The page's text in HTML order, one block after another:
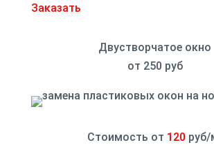
Заказать
Двустворчатое окно
от 250 руб
Стоимость от 120 руб/